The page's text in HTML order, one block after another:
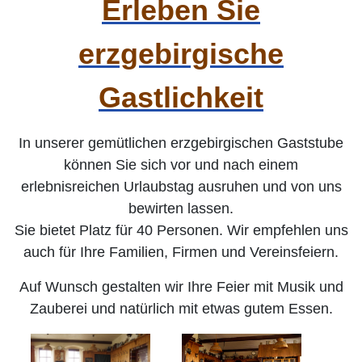
Erleben Sie
erzgebirgische
Gastlichkeit
In unserer gemütlichen erzgebirgischen Gaststube
können Sie sich vor und nach einem
erlebnisreichen Urlaubstag ausruhen und von uns
bewirten lassen.
Sie bietet Platz für 40 Personen. Wir empfehlen uns
auch für Ihre Familien, Firmen und Vereinsfeiern.
Auf Wunsch gestalten wir Ihre Feier mit Musik und
Zauberei und natürlich mit etwas gutem Essen.